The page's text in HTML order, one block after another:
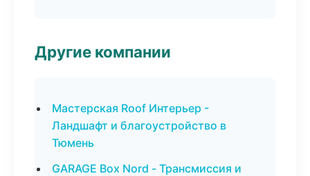
Другие компании
Мастерская Roof Интерьер -
Ландшафт и благоустройство в
Тюмень
GARAGE Box Nord - Трансмиссия и